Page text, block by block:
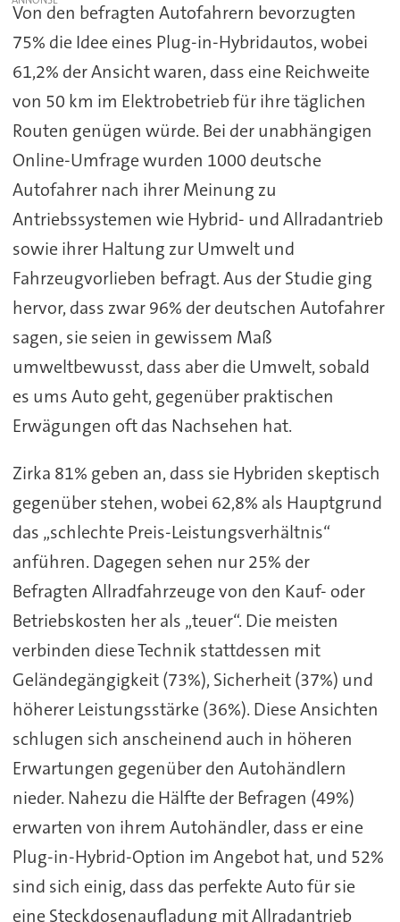
Von den befragten Autofahrern bevorzugten
75% die Idee eines Plug-in-Hybridautos, wobei
61,2% der Ansicht waren, dass eine Reichweite
von 50 km im Elektrobetrieb für ihre täglichen
Routen genügen würde. Bei der unabhängigen
Online-Umfrage wurden 1000 deutsche
Autofahrer nach ihrer Meinung zu
Antriebssystemen wie Hybrid- und Allradantrieb
sowie ihrer Haltung zur Umwelt und
Fahrzeugvorlieben befragt. Aus der Studie ging
hervor, dass zwar 96% der deutschen Autofahrer
sagen, sie seien in gewissem Maß
umweltbewusst, dass aber die Umwelt, sobald
es ums Auto geht, gegenüber praktischen
Erwägungen oft das Nachsehen hat.
Zirka 81% geben an, dass sie Hybriden skeptisch
gegenüber stehen, wobei 62,8% als Hauptgrund
das „schlechte Preis-Leistungsverhältnis“
anführen. Dagegen sehen nur 25% der
Befragten Allradfahrzeuge von den Kauf- oder
Betriebskosten her als „teuer“. Die meisten
verbinden diese Technik stattdessen mit
Geländegängigkeit (73%), Sicherheit (37%) und
höherer Leistungsstärke (36%). Diese Ansichten
schlugen sich anscheinend auch in höheren
Erwartungen gegenüber den Autohändlern
nieder. Nahezu die Hälfte der Befragen (49%)
erwarten von ihrem Autohändler, dass er eine
Plug-in-Hybrid-Option im Angebot hat, und 52%
sind sich einig, dass das perfekte Auto für sie
eine Steckdosenaufladung mit Allradantrieb